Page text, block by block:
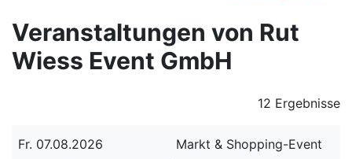
Veranstaltungen von Rut
Wiess Event GmbH
12 Ergebnisse
Fr. 07.08.2026 Markt & Shopping-Event